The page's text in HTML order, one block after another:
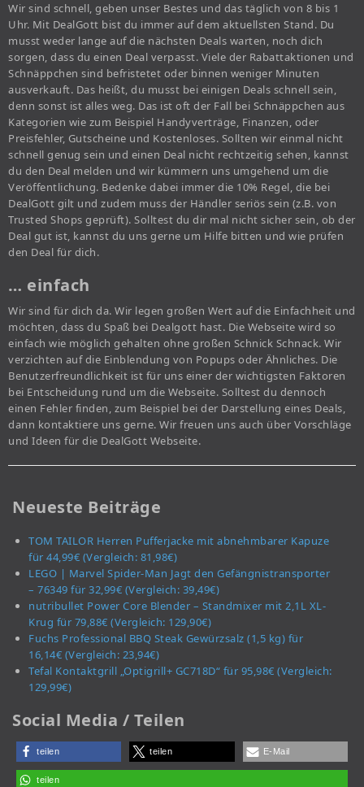
Wir sind schnell, geben unser Bestes und das täglich von 8 bis 1
Uhr. Mit DealGott bist du immer auf dem aktuellsten Stand. Du
musst weder lange auf die nächsten Deals warten, noch dich
sorgen, dass du einen Deal verpasst. Viele der Rabattaktionen und
Schnäppchen sind befristetet oder binnen weniger Minuten
ausverkauft. Das heißt, du musst bei einigen Deals schnell sein,
denn sonst ist alles weg. Das ist oft der Fall bei Schnäppchen aus
Kategorien wie zum Beispiel Handyverträge, Finanzen, oder
Preisfehler, Gutscheine und Kostenloses. Sollten wir einmal nicht
schnell genug sein und einen Deal nicht rechtzeitig sehen, kannst
du den Deal melden und wir kümmern uns umgehend um die
Veröffentlichung. Bedenke dabei immer die 10% Regel, die bei
DealGott gilt und zudem muss der Händler seriös sein (z.B. von
Trusted Shops geprüft). Solltest du dir mal nicht sicher sein, ob der
Deal gut ist, kannst du uns gerne um Hilfe bitten und wie prüfen
den Deal für dich.
… einfach
Wir sind für dich da. Wir legen großen Wert auf die Einfachheit und
möchten, dass du Spaß bei Dealgott hast. Die Webseite wird so
einfach wie möglich gehalten ohne großen Schnick Schnack. Wir
verzichten auf die Einblendung von Popups oder Ähnliches. Die
Benutzerfreundlichkeit ist für uns einer der wichtigsten Faktoren
bei Entscheidung rund um die Webseite. Solltest du dennoch
einen Fehler finden, zum Beispiel bei der Darstellung eines Deals,
dann kontaktiere uns gerne. Wir freuen uns auch über Vorschläge
und Ideen für die DealGott Webseite.
Neueste Beiträge
TOM TAILOR Herren Pufferjacke mit abnehmbarer Kapuze
für 44,99€ (Vergleich: 81,98€)
LEGO | Marvel Spider-Man Jagt den Gefängnistransporter
– 76349 für 32,99€ (Vergleich: 39,49€)
nutribullet Power Core Blender – Standmixer mit 2,1L XL-
Krug für 79,88€ (Vergleich: 129,90€)
Fuchs Professional BBQ Steak Gewürzsalz (1,5 kg) für
16,14€ (Vergleich: 23,94€)
Tefal Kontaktgrill „Optigrill+ GC718D“ für 95,98€ (Vergleich:
129,99€)
Social Media / Teilen
teilen teilen E-Mail
teilen